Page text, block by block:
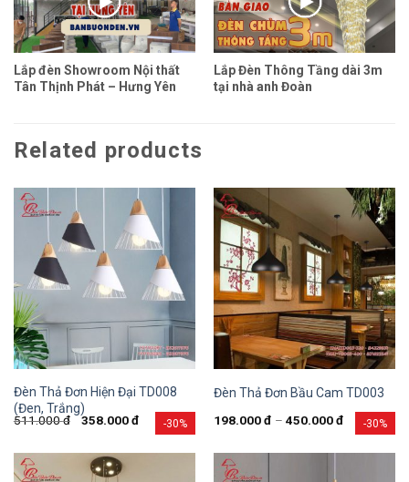
Lắp đèn Showroom Nội thất
Tân Thịnh Phát – Hưng Yên
Lắp Đèn Thông Tầng dài 3m
tại nhà anh Đoàn
Related products
-30%
Đèn Thả Đơn Hiện Đại TD008
(Đen, Trắng)
511.000đ 358.000đ -30%
Đèn Thả Đơn Bầu Cam TD003
198.000đ – 450.000đ